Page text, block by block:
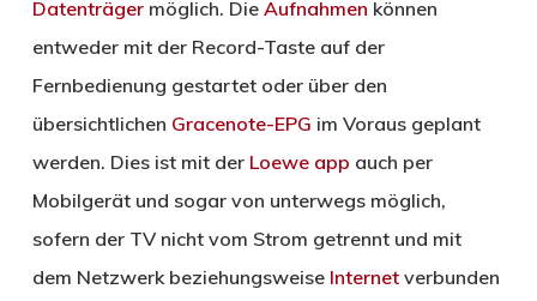
Datenträgermöglich. Die Aufnahmen können
entweder mit der Record-Taste auf der
Fernbedienung gestartet oder über den
übersichtlichen Gracenote-EPG im Voraus geplant
werden. Dies ist mit der Loewe app auch per
Mobilgerät und sogar von unterwegs möglich,
sofern der TV nicht vom Strom getrennt und mit
dem Netzwerk beziehungsweise Internetverbunden